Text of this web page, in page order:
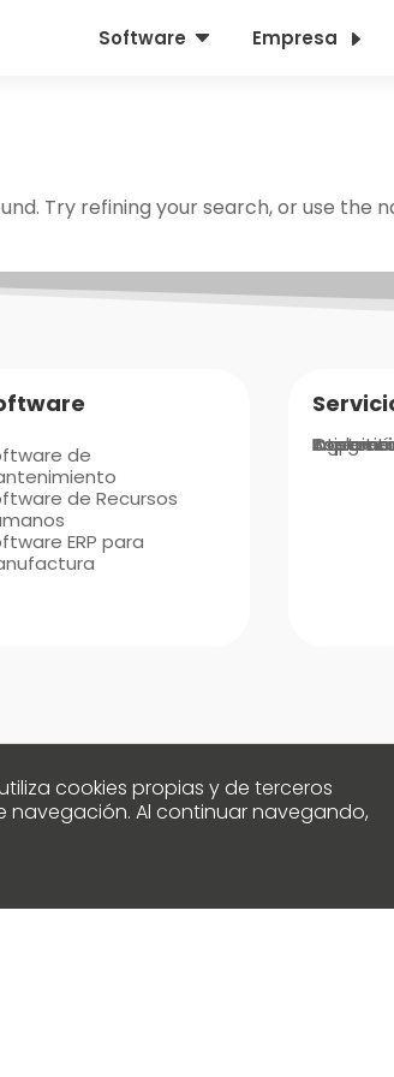
C
Software E
Empresa
Try refining your search, or use the
de
de Recursos
ERP para
Soporte
cookies propias y de terceros
navegación. Al continuar navegando,